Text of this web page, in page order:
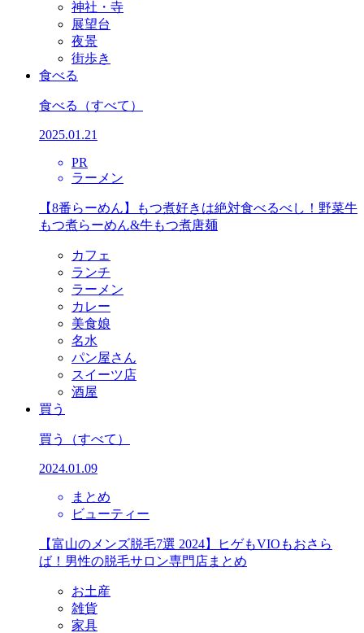
神社・寺
展望台
夜景
街歩き
食べる
食べる （すべて）
2025.01.21
PR
ラーメン
【8番らーめん】もつ煮好きは絶対食べるべし！野菜牛
もつ煮らーめん&牛もつ煮唐麺
カフェ
ランチ
ラーメン
カレー
美食娘
名水
パン屋さん
スイーツ店
酒屋
買う
買う （すべて）
2024.01.09
まとめ
ビューティー
【富山のメンズ脱毛7選 2024】ヒゲもVIOもおさら
ば！男性の脱毛サロン専門店まとめ
お土産
雑貨
家具